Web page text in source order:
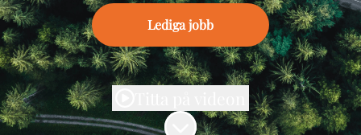
Lediga jobb
Skrolla för mer innehåll